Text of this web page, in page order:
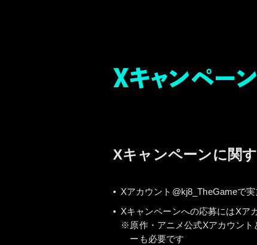
Xキャンペー
Xキャンペーンに関
Xアカウント@kj8_TheGameで
Xキャンペーンへの応募にはXア
原作・アニメ公式Xアカウン
ーも必要です